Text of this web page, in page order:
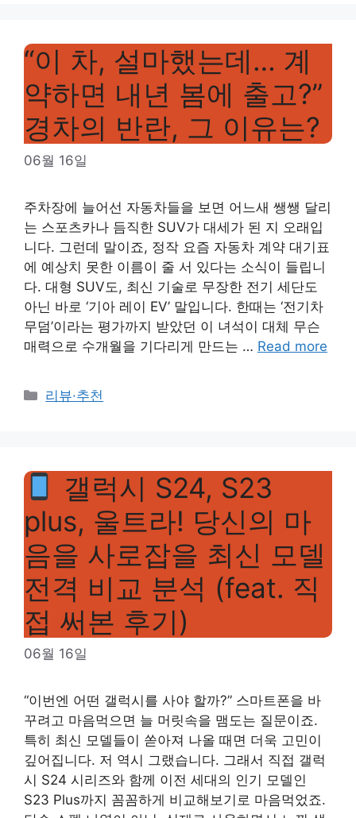
“이 차, 설마했는데… 계
약하면 내년 봄에 출고?”
경차의 반란, 그 이유는?
06월 16일
주차장에 늘어선 자동차들을 보면 어느새 쌩쌩 달리
는 스포츠카나 듬직한 SUV가 대세가 된 지 오래입
니다. 그런데 말이죠, 정작 요즘 자동차 계약 대기표
에 예상치 못한 이름이 줄 서 있다는 소식이 들립니
다. 대형 SUV도, 최신 기술로 무장한 전기 세단도
아닌 바로 ‘기아 레이 EV’ 말입니다. 한때는 ‘전기차
무덤’이라는 평가까지 받았던 이 녀석이 대체 무슨
매력으로 수개월을 기다리게 만드는 … Read more
Categories
리뷰·추천
갤럭시 S24, S23
plus, 울트라! 당신의 마
음을 사로잡을 최신 모델
전격 비교 분석 (feat. 직
접 써본 후기)
06월 16일
“이번엔 어떤 갤럭시를 사야 할까?” 스마트폰을 바
꾸려고 마음먹으면 늘 머릿속을 맴도는 질문이죠.
특히 최신 모델들이 쏟아져 나올 때면 더욱 고민이
깊어집니다. 저 역시 그랬습니다. 그래서 직접 갤럭
시 S24 시리즈와 함께 이전 세대의 인기 모델인
S23 Plus까지 꼼꼼하게 비교해보기로 마음먹었죠.